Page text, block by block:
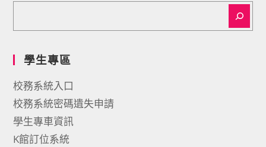
學生專區
校務系統入口
校務系統密碼遺失申請
學生專車資訊
K館訂位系統